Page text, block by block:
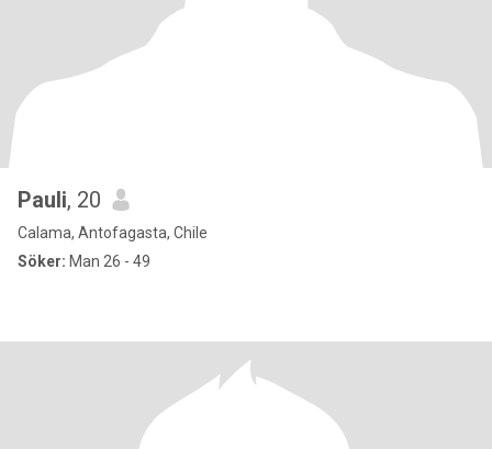
Pauli, 20
Calama, Antofagasta, Chile
Söker: Man 26 - 49